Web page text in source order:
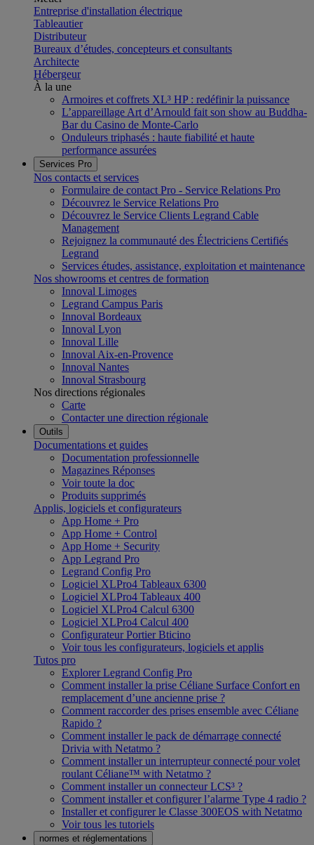
Entreprise d'installation électrique
Tableautier
Distributeur
Bureaux d’études, concepteurs et consultants
Architecte
Hébergeur
À la une
Armoires et coffrets XL³ HP : redéfinir la puissance
L’appareillage Art d’Arnould fait son show au Buddha-
Bar du Casino de Monte-Carlo
Onduleurs triphasés : haute fiabilité et haute
performance assurées
Services Pro
Nos contacts et services
Formulaire de contact Pro - Service Relations Pro
Découvrez le Service Relations Pro
Découvrez le Service Clients Legrand Cable
Management
Rejoignez la communauté des Électriciens Certifiés
Legrand
Services études, assistance, exploitation et maintenance
Nos showrooms et centres de formation
Innoval Limoges
Legrand Campus Paris
Innoval Bordeaux
Innoval Lyon
Innoval Lille
Innoval Aix-en-Provence
Innoval Nantes
Innoval Strasbourg
Nos directions régionales
Carte
Contacter une direction régionale
Outils
Documentations et guides
Documentation professionnelle
Magazines Réponses
Voir toute la doc
Produits supprimés
Applis, logiciels et configurateurs
App Home + Pro
App Home + Control
App Home + Security
App Legrand Pro
Legrand Config Pro
Logiciel XLPro4 Tableaux 6300
Logiciel XLPro4 Tableaux 400
Logiciel XLPro4 Calcul 6300
Logiciel XLPro4 Calcul 400
Configurateur Portier Bticino
Voir tous les configurateurs, logiciels et applis
Tutos pro
Explorer Legrand Config Pro
Comment installer la prise Céliane Surface Confort en
remplacement d’une ancienne prise ?
Comment raccorder des prises ensemble avec Céliane
Rapido ?
Comment installer le pack de démarrage connecté
Drivia with Netatmo ?
Comment installer un interrupteur connecté pour volet
roulant Céliane™ with Netatmo ?
Comment installer un connecteur LCS³ ?
Comment installer et configurer l’alarme Type 4 radio ?
Installer et configurer le Classe 300EOS with Netatmo
Voir tous les tutoriels
normes et réglementations